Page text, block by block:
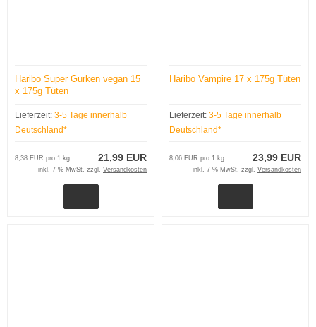
Haribo Super Gurken vegan 15
x 175g Tüten
Lieferzeit: 3-5 Tage innerhalb
Deutschland*
21,99 EUR
8,38 EUR pro 1 kg
inkl. 7 % MwSt. zzgl. Versandkosten
Haribo Vampire 17 x 175g Tüten
Lieferzeit: 3-5 Tage innerhalb
Deutschland*
23,99 EUR
8,06 EUR pro 1 kg
inkl. 7 % MwSt. zzgl. Versandkosten